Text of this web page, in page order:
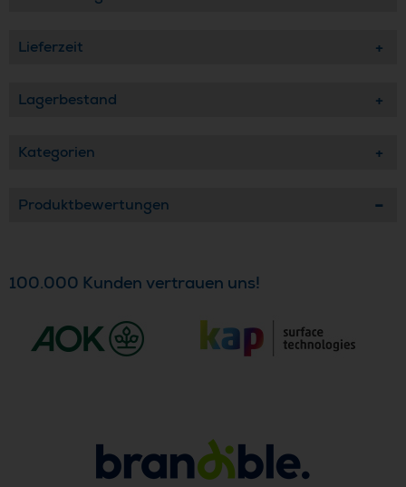
Lieferzeit
Lagerbestand
Kategorien
Produktbewertungen
100.000 Kunden vertrauen uns!